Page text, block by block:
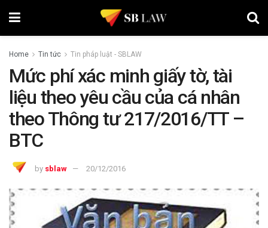
Home Tin tức Tin pháp luật - SBLAW
Mức phí xác minh giấy tờ, tài
liệu theo yêu cầu của cá nhân
theo Thông tư 217/2016/TT –
BTC
by sblaw 20/12/2016